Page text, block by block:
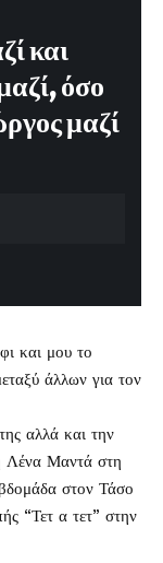
και
όσο
μαζί
και μου το
άλλων για τον
αλλά και την
Λένα Μαντά στη
στον Τάσο
“Τετ α τετ” στην